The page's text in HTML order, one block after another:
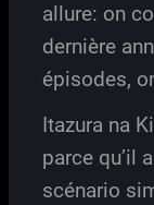
allure: on
dernière
épisodes,
Itazura na
parce qu’il
scénario